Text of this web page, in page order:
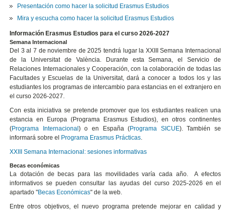
Presentación como hacer la solicitud Erasmus Estudios
Mira y escucha como hacer la solicitud Erasmus Estudios
Información Erasmus Estudios para el curso 2026-2027
Semana Internacional
Del 3 al 7 de noviembre de 2025 tendrá lugar la XXIII Semana Internacional
de la Universitat de València. Durante esta Semana, el Servicio de
Relaciones Internacionales y Cooperación, con la colaboración de todas las
Facultades y Escuelas de la Universitat, dará a conocer a todos los y las
estudiantes los programas de intercambio para estancias en el extranjero en
el curso 2026-2027.
Con esta iniciativa se pretende promover que los estudiantes realicen una
estancia en Europa (Programa Erasmus Estudios), en otros continentes
(Programa Internacional ) o en España (Programa SICUE). También se
informará sobre el
Programa Erasmus Prácticas.
XXIII Semana Internacional: sesiones informativas
Becas económicas
La dotación de becas para las movilidades varía cada año. A efectos
informativos se pueden consultar las ayudas del curso 2025-2026 en el
apartado "Becas Económicas" de la web.
Entre otros objetivos, el nuevo programa pretende mejorar en calidad y